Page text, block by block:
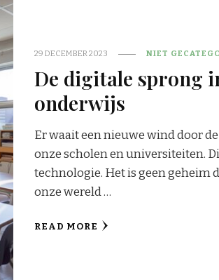
29 DECEMBER 2023 NIET
De digitale sprong
onderwijs
Er waait een nieuwe wind door
onze scholen en universiteiten.
technologie. Het is geen geheim
onze wereld …
READ MORE